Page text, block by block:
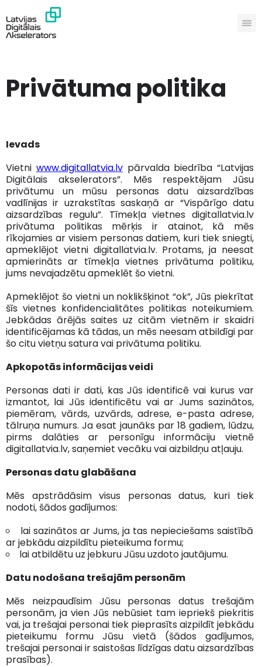
Privātuma politika
Ievads
Vietni www.digitallatvia.lvpārvalda biedrība “Latvijas
Digitālais akselerators”. Mēs respektējam Jūsu
privātumu un mūsu personas datu aizsardzības
vadlīnijas ir uzrakstītas saskaņā ar “Vispārīgo datu
aizsardzības regulu”. Tīmekļa vietnes digitallatvia.lv
privātuma politikas mērķis ir atainot, kā mēs
rīkojamies ar visiem personas datiem, kuri tiek sniegti,
apmeklējot vietni digitallatvia.lv. Protams, ja neesat
apmierināts ar tīmekļa vietnes privātuma politiku,
jums nevajadzētu apmeklēt šo vietni.
Apmeklējot šo vietni un noklikšķinot “ok”, Jūs piekrītat
šīs vietnes konfidencialitātes politikas noteikumiem.
Jebkādas ārējās saites uz citām vietnēm ir skaidri
identificējamas kā tādas, un mēs neesam atbildīgi par
šo citu vietņu satura vai privātuma politiku.
Apkopotās informācijas veidi
Personas dati ir dati, kas Jūs identificē vai kurus var
izmantot, lai Jūs identificētu vai ar Jums sazinātos,
piemēram, vārds, uzvārds, adrese, e-pasta adrese,
tālruņa numurs. Ja esat jaunāks par 18 gadiem, lūdzu,
pirms dalāties ar personīgu informāciju vietnē
digitallatvia.lv, saņemiet vecāku vai aizbildņu atļauju.
Personas datu glabāšana
Mēs apstrādāsim visus personas datus, kuri tiek
nodoti, šādos gadījumos:
lai sazinātos ar Jums, ja tas nepieciešams saistībā
ar jebkādu aizpildītu pieteikuma formu;
lai atbildētu uz jebkuru Jūsu uzdoto jautājumu.
Datu nodošana trešajām personām
Mēs neizpaudīsim Jūsu personas datus trešajām
personām, ja vien Jūs nebūsiet tam iepriekš piekritis
vai, ja trešajai personai tiek pieprasīts aizpildīt jebkādu
pieteikumu formu Jūsu vietā (šādos gadījumos,
trešajai personai ir saistošas līdzīgas datu aizsardzības
prasības).